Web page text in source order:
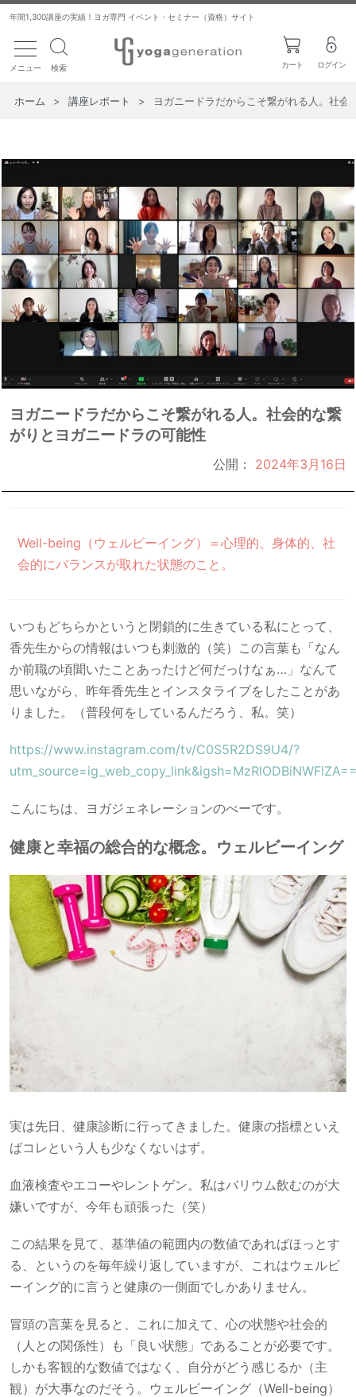
年間1,300講座の実績！ヨガ専門 イベント・セミナー（資格）サイト
toggle navigation
メニュー 検索 カート ログイン
ホーム > 講座レポート > ヨガニードラだからこそ繋がれる人。社
ヨガニードラだからこそ繋がれる人。社会的な繋
がりとヨガニードラの可能性
公開： 2024年3月16日
Well-being（ウェルビーイング）＝心理的、身体的、社
会的にバランスが取れた状態のこと。
いつもどちらかというと閉鎖的に生きている私にとって、
香先生からの情報はいつも刺激的（笑）この言葉も「なん
か前職の頃聞いたことあったけど何だっけなぁ…」なんて
思いながら、昨年香先生とインスタライブをしたことがあ
りました。（普段何をしているんだろう、私。笑）
https://www.instagram.com/tv/C0S5R2DS9U4/?
こんにちは、ヨガジェネレーションのべーです。
健康と幸福の総合的な概念。ウェルビーイング
実は先日、健康診断に行ってきました。健康の指標といえ
ばコレという人も少なくないはず。
血液検査やエコーやレントゲン。私はバリウム飲むのが大
嫌いですが、今年も頑張った（笑）
この結果を見て、基準値の範囲内の数値であればほっとす
る、というのを毎年繰り返していますが、これはウェルビ
ーイング的に言うと健康の一側面でしかありません。
冒頭の言葉を見ると、これに加えて、心の状態や社会的
（人との関係性）も「良い状態」であることが必要です。
しかも客観的な数値ではなく、自分がどう感じるか（主
観）が大事なのだそう。ウェルビーイング（Well-being）